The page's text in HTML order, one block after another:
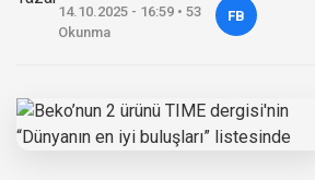
14.10.2025 - 16:59 • 53
Okunma
FB